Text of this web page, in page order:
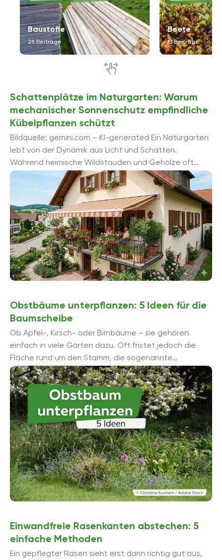
Baustoffe
28 Beiträge
Beete
13 Beiträge
Schattenplätze im Naturgarten: Warum
mechanischer Sonnenschutz empfindliche
Kübelpflanzen schützt
Bildquelle: gemini.com – KI-generated Ein Naturgarten
lebt von der Dynamik aus Licht und Schatten.
Während heimische Wildstauden und Gehölze oft
perfekt an die hiesigen Strahlungsverhältnisse
angepasst sind, ...
Obstbäume unterpflanzen: 5 Ideen für die
Baumscheibe
Ob Apfel-, Kirsch- oder Birnbäume – sie gehören
einfach in viele Gärten dazu. Oft fristet jedoch die
Fläche rund um den Stamm, die sogenannte
Baumscheibe, ein tristes ...
Einwandfreie Rasenkanten abstechen: 5
einfache Methoden
Ein gepflegter Rasen sieht erst dann richtig gut aus,